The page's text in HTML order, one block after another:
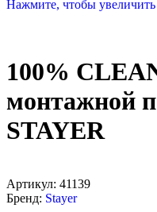
Нажмите, чтобы увеличить
100%
монтажной
STAYER
Артикул: 41139
Бренд: Stayer